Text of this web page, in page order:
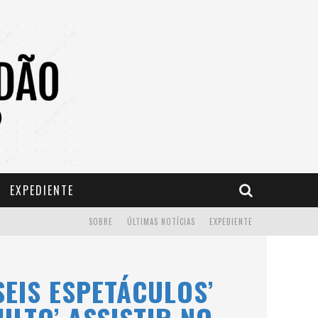
EXPEDIENTE
EXPEDIENTE
ÚLTIMAS NOTÍCIAS
SOBRE
ESPETÁCULOS’